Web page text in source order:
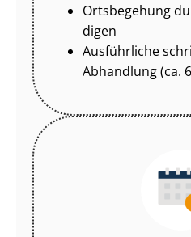
Ortsbegehung
di­gen
Ausführliche
Abhandlung (ca.